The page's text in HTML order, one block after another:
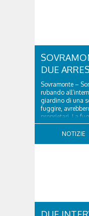
DUE
Sovramonte –
rubando
giardino di una
fuggire,
proprietari. La
tempestiva
NOTIZIE